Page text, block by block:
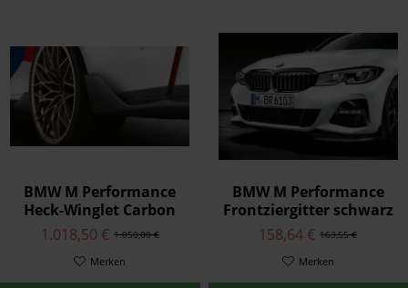
BMW M Performance
Heck-Winglet Carbon
rechts M31.050,00 €
1.018,50 €
Merken
BMW M Performance
Frontziergitter schwarz
hochglänzend 3er G20
G21
163,55 €
158,64 €
Merken